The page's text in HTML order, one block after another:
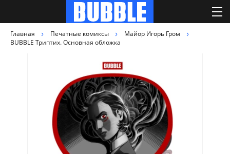
Главная Печатные комиксы
Майор Игорь Гром
BUBBLE Триптих. Основная обложка